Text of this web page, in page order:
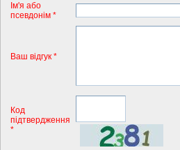
Iм'я або
псевдонiм *
Ваш відгук *
Код
підтвердження
*